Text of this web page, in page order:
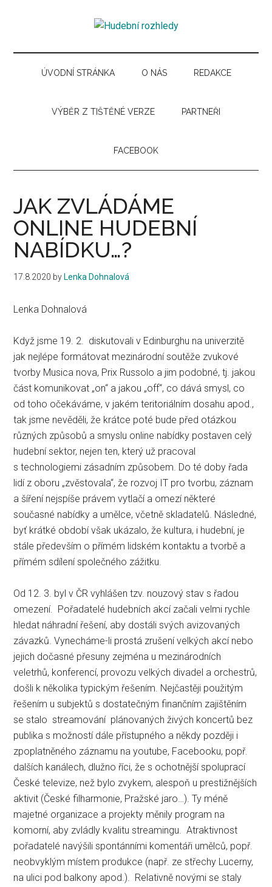
content
menu
sidebar
sidebar
Hudební
rozhledy
pro
hudebníÚVODNÍ STRÁNKA O NÁS REDAKCE
VÝBĚR Z TIŠTĚNÉ VERZE PARTNEŘI
FACEBOOK
JAK ZVLÁDÁME
ONLINE HUDEBNÍ
NABÍDKU…?
17.8.2020 by Lenka Dohnalová
Lenka Dohnalová
Když jsme 19. 2. diskutovali v Edinburghu na univerzitě
jak nejlépe formátovat mezinárodní soutěže zvukové
tvorby Musica nova, Prix Russolo a jim podobné, tj. jakou
část komunikovat „on“ a jakou „off“, co dává smysl, co
od toho očekáváme, v jakém teritoriálním dosahu apod.,
tak jsme nevěděli, že krátce poté bude před otázkou
různých způsobů a smyslu online nabídky postaven celý
hudební sektor, nejen ten, který už pracoval
s technologiemi zásadním způsobem. Do té doby řada
lidí z oboru „zvěstovala“, že rozvoj IT pro tvorbu, záznam
a šíření nejspíše právem vytlačí a omezí některé
současné nabídky a umělce, včetně skladatelů. Následné,
byť krátké období však ukázalo, že kultura, i hudební, je
stále především o přímém lidském kontaktu a tvorbě a
přímém sdílení společného zážitku.
Od 12. 3. byl v ČR vyhlášen tzv. nouzový stav s řadou
omezení. Pořadatelé hudebních akcí začali velmi rychle
hledat náhradní řešení, aby dostáli svých avizovaných
závazků. Vynecháme-li prostá zrušení velkých akcí nebo
jejich dočasné přesuny zejména u mezinárodních
veletrhů, konferencí, provozu velkých divadel a orchestrů,
došli k několika typickým řešením. Nejčastěji použitým
řešením u subjektů s dostatečným finančním zajištěním
se stalo streamování plánovaných živých koncertů bez
publika s možností dále přístupného a někdy později i
zpoplatněného záznamu na youtube, Facebooku, popř.
dalších kanálech, dlužno říci, že s ochotnější spoluprací
České televize, než bylo zvykem, alespoň u prestižnějších
aktivit (České filharmonie, Pražské jaro…). Ty méně
majetné organizace a projekty měnily program na
komorní, aby zvládly kvalitu streamingu. Atraktivnost
pořadatelé navýšili spontánními komentáři umělců, popř.
neobvyklým místem produkce (např. ze střechy Lucerny,
na ulici pod balkony apod.). Relativně novými se staly